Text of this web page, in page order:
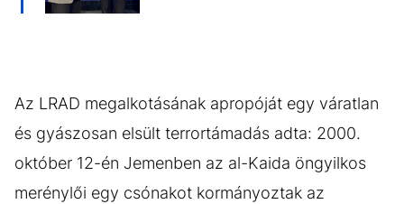
Az LRAD megalkotásának apropóját egy váratlan
és gyászosan elsült terrortámadás adta: 2000.
október 12-én Jemenben az al-Kaida öngyilkos
merénylői egy csónakot kormányoztak az